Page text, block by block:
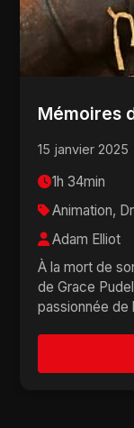
Mémoires
15 janvier 2025
1h 34min
Animation,
Adam Elliot
À la mort de
de Grace
passionnée de